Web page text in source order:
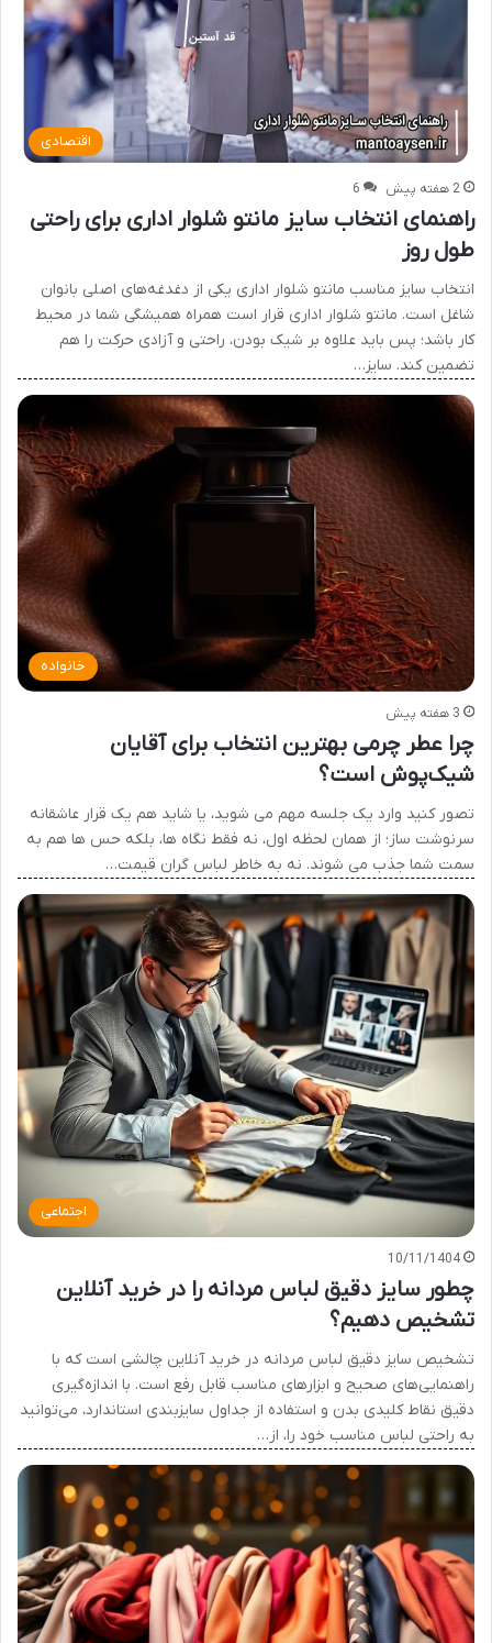
اقتصادی
2 هفته پیش 6
راهنمای انتخاب سایز مانتو شلوار اداری برای راحتی
طول روز
انتخاب سایز مناسب مانتو شلوار اداری یکی از دغدغه‌های اصلی بانوان
شاغل است. مانتو شلوار اداری قرار است همراه همیشگی شما در محیط
کار باشد؛ پس باید علاوه بر شیک بودن، راحتی و آزادی حرکت را هم
تضمین کند. سایز…
خانواده
3 هفته پیش
چرا عطر چرمی بهترین انتخاب برای آقایان
شیک‌پوش است؟
تصور کنید وارد یک جلسه مهم می شوید، یا شاید هم یک قرار عاشقانه
سرنوشت ساز؛ از همان لحظه اول، نه فقط نگاه ها، بلکه حس ها هم به
سمت شما جذب می شوند. نه به خاطر لباس گران قیمت…
اجتماعی
10/11/1404
چطور سایز دقیق لباس مردانه را در خرید آنلاین
تشخیص دهیم؟
تشخیص سایز دقیق لباس مردانه در خرید آنلاین چالشی است که با
راهنمایی‌های صحیح و ابزارهای مناسب قابل رفع است. با اندازه‌گیری
دقیق نقاط کلیدی بدن و استفاده از جداول سایزبندی استاندارد، می‌توانید
به راحتی لباس مناسب خود را، از…